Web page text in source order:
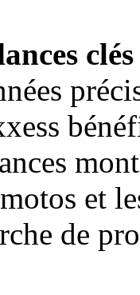
clés
et
de